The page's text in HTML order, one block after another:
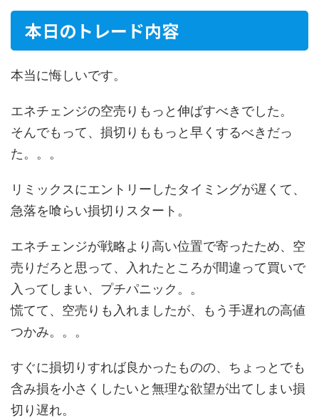
本日のトレード内容
本当に悔しいです。
エネチェンジの空売りもっと伸ばすべきでした。
そんでもって、損切りももっと早くするべきだっ
た。。。
リミックスにエントリーしたタイミングが遅くて、
急落を喰らい損切りスタート。
エネチェンジが戦略より高い位置で寄ったため、空
売りだろと思って、入れたところが間違って買いで
入ってしまい、プチパニック。。
慌てて、空売りも入れましたが、もう手遅れの高値
つかみ。。。
すぐに損切りすれば良かったものの、ちょっとでも
含み損を小さくしたいと無理な欲望が出てしまい損
切り遅れ。